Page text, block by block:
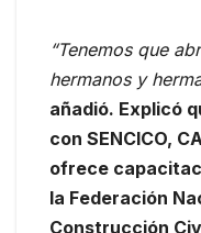
“Tenemos que
hermanos y
añadió. Explicó
con SENCICO,
ofrece
la Federación
Construcción